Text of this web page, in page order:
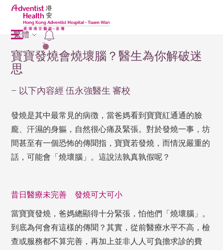
2
繁體
寶寶發燒會燒壞腦？醫生為你解破迷
思
– 以下內容經 伍永強醫生 審校
發燒是其中最常見的病徴，當爸媽看到寶寶紅通通的臉
龐、汗濕的身軀，自然很心痛及緊張。對於發燒一事，坊
間甚至有一個恐怖的傳聞指，寶寶若發燒，而情況嚴重的
話，可能會「燒壞腦」。這說法孰真孰假呢？
昔日醫療未完善 發燒可大可小
當寶寶發燒，爸媽總顯得十分緊張，怕他們「燒壞腦」。
到底為何會有這樣的傳聞？其實，從前醫療水平不高，檢
查或服務都不算完善，再加上並非人人可負擔求診的費